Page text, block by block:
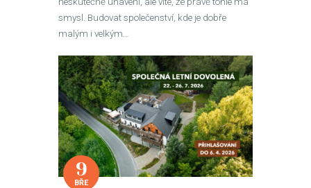
smysl. Budovat společenství, kde je dobře
malým i velkým…
9
BŘE